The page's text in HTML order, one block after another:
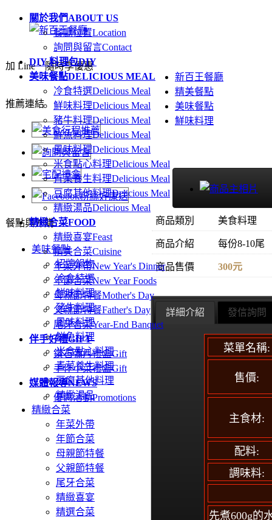
關於我們ABOUT US
餐廳位置Location
詢問與留言Contact
DIY 料理包DIY
美味餐點DELICIOUS MEAL
冷食特選Delicious Meal
鮮味料理Delicious Meal
豬牛料理Delicious Meal
鮮魚料理Delicious Meal
風味料理Delicious Meal
米食點心料理Delicious Meal
青菜養生料理Delicious Meal
豆腐其他料理Delicious Meal
精緻湯品Delicious Meal
精緻合菜FOOD
精緻喜宴Feast
精美合菜Cuisine
年菜外帶New Year's Dinner
年節合菜New Year Foods
母親節特餐Mother's Day
父親節特餐Father's Day
尾牙合菜Year-End Banquet
伴手好禮GIFT
鑽石彌月禮盒Gift
手作小菜禮盒Gift
媒體報導NEWS
優惠活動Promotions
加 Line．隨時享優惠
推薦連結
餐點與外購
美味餐點
招牌鍋物
冷食特選
鮮味料理
豬牛料理
風味料理
鮮魚料理
米食點心料理
青菜養生料理
豆腐其他料理
精緻湯品
精緻合菜
年菜外帶
年節合菜
母親節特餐
父親節特餐
尾牙合菜
精緻喜宴
精選合菜
新百王餐廳
精美餐點
美味餐點
鮮味料理
商品類別 美食料理
商品介紹 每份8-10尾
商品售價 300元
詳細介紹 發信詢問
菜單名稱:
售價:
主食材:
配料:
調味料:
先煮600g的